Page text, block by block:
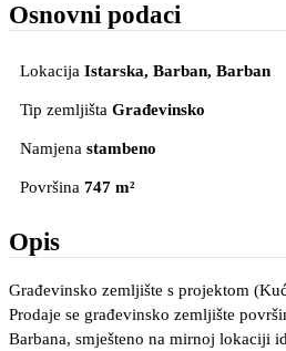
Osnovni podaci
Lokacija Istarska, Barban, Barban
Tip zemljišta Građevinsko
Namjena stambeno
Površina 747 m²
Opis
Građevinsko zemljište s projektom
Prodaje se građevinsko zemljište
Barbana, smješteno na mirnoj lokaciji